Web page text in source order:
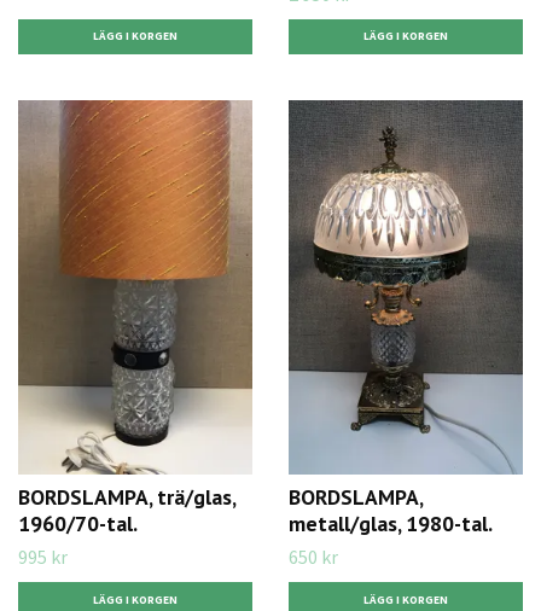
BORDSLAMPA, trä/glas,
1960/70-tal.
995 kr
BORDSLAMPA,
metall/glas, 1980-tal.
650 kr